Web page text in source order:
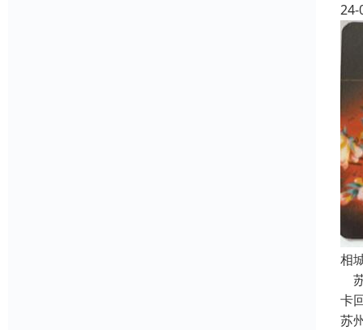
24-
相
卡
苏